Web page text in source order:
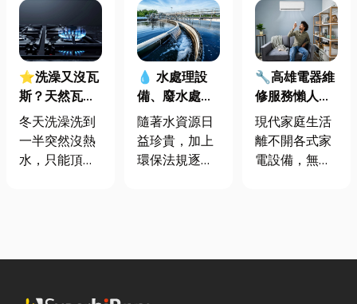
⭐洗澡又沒瓦
斯？天然瓦斯
是什麼、費用
怎麼算？家庭
能源選擇與配
冬天洗澡洗到
一半突然沒熱
水，只能頂著
共同噩夢。隨
質提升，越來
💧 水處理設
備、廢水處理
工程與回收水
工程完整解析
｜打造高效率
隨著水資源日
益珍貴，加上
環保法規逐漸
資源管理。透
🔧高雄電器維
修服務懶人包
｜冷氣、冰
箱、洗衣機專
業維修
現代家庭生活
離不開各式家
電設備，無論
還是每天幫助